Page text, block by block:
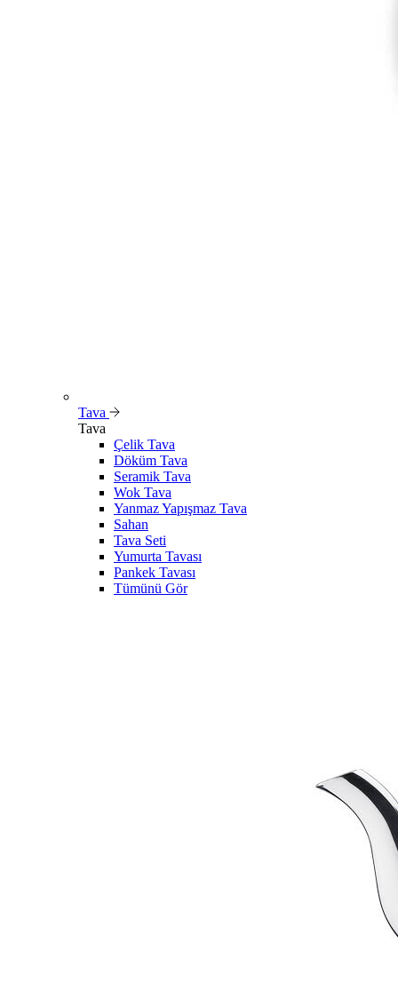
Tava
Tava
Çelik Tava
Döküm Tava
Seramik Tava
Wok Tava
Yanmaz Yapışmaz Tava
Sahan
Tava Seti
Yumurta Tavası
Pankek Tavası
Tümünü Gör